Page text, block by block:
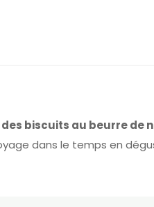
biscuits au beurre de
dans le temps en